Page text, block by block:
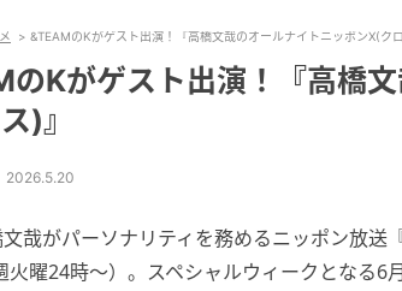
&TEAMのKがゲスト出演！『高橋文哉のオールナイトニッポンX(クロ
のKがゲスト出演！『高橋
)』
2026.5.20
哉がパーソナリティを務めるニッポン放送
火曜24時～）。スペシャルウィークとなる6